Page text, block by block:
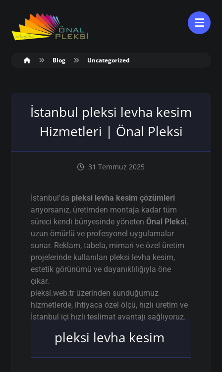
Blog Uncategorized
İstanbul pleksi levha kesim
Hizmetleri | Önal Pleksi
31 Temmuz 2025
İstanbul’da pleksi levha kesim çözümleri
arıyorsanız, üretimden montaja kadar tüm
süreci kendi bünyesinde yönetenÖnal Pleksi,
uzun ömürlü ve profesyonel uygulamalar
sunar. Reklam, tabela, mimari ve özel üretim
projelerinde kullanılan pleksi levha kesim,
estetik görünümü ve dayanıklılığıyla öne
çıkar.
pleksi.web.tr üzerinden sunduğumuz
hizmetlerde, ihtiyaca özel ölçü, hızlı üretim ve
İstanbul içi hızlı teslimat avantajı sağlıyoruz.
pleksi levha kesim